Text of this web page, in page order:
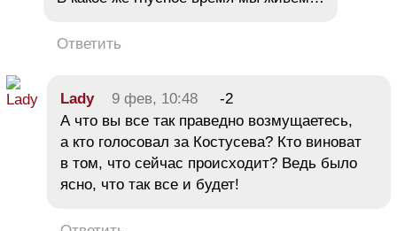
Ответить
Lady 9 фев, 10:48
-2
А что вы все так праведно возмущаетесь,
а кто голосовал за Костусева? Кто виноват
в том, что сейчас происходит? Ведь было
ясно, что так все и будет!